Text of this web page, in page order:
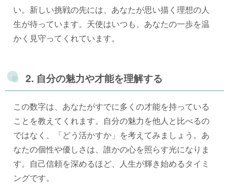
い。新しい挑戦の先には、あなたが思い描く理想の人
生が待っています。天使はいつも、あなたの一歩を温
かく見守ってくれています。
2. 自分の魅力や才能を理解する
この数字は、あなたがすでに多くの才能を持っている
ことを教えてくれます。自分の魅力を他人と比べるの
ではなく、「どう活かすか」を考えてみましょう。あ
なたの個性や優しさは、誰かの心を照らす光になりま
す。自己信頼を深めるほど、人生が輝き始めるタイミ
ングです。